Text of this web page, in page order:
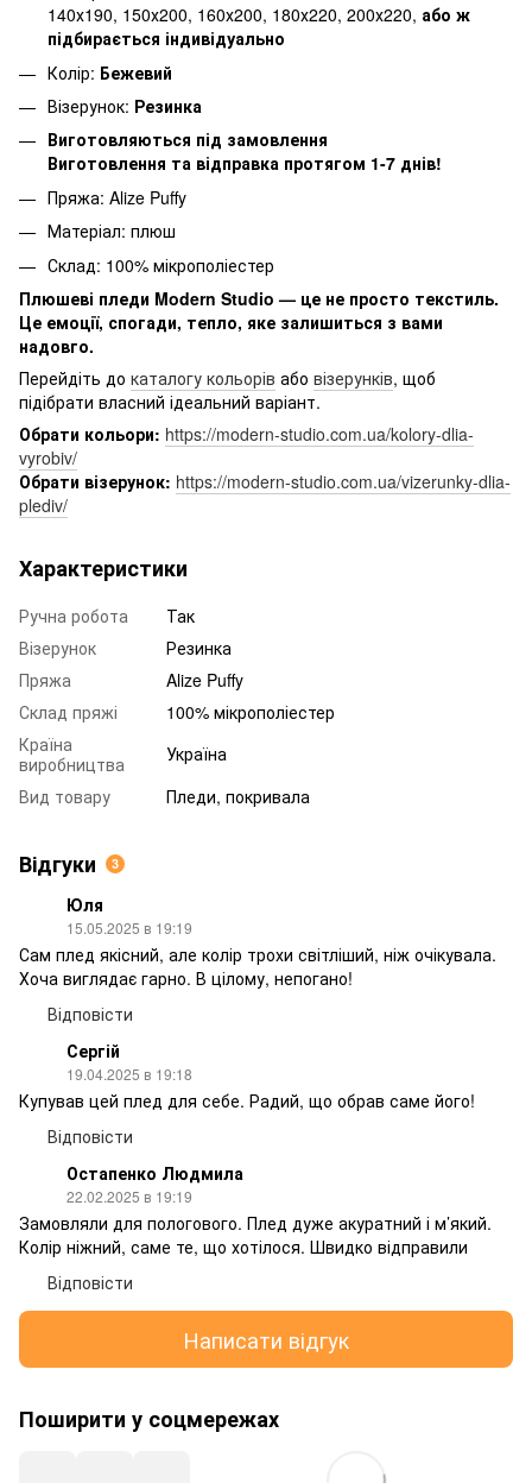
140х190, 150х200, 160х200, 180х220, 200х220, або ж
підбирається індивідуально
Колір: Бежевий
Візерунок: Резинка
Виготовляються під замовлення
Виготовлення та відправка протягом 1-7 днів!
Пряжа: Alize Puffy
Матеріал: плюш
Склад: 100% мікрополіестер
Плюшеві пледи Modern Studio — це не просто текстиль.
Це емоції, спогади, тепло, яке залишиться з вами
надовго.
Перейдіть до каталогу кольорів або візерунків, щоб
підібрати власний ідеальний варіант.
Обрати кольори: https://modern-studio.com.ua/kolory-dlia-
vyrobiv/
Обрати візерунок: https://modern-studio.com.ua/vizerunky-dlia-
plediv/
Характеристики
Ручна робота
Так
Візерунок
Резинка
Пряжа
Alize Puffy
Склад пряжі
100% мікрополіестер
Країна
виробництва
Україна
Вид товару
Пледи, покривала
Відгуки 3
Юля
15.05.2025 в 19:19
Сам плед якісний, але колір трохи світліший, ніж очікувала.
Хоча виглядає гарно. В цілому, непогано!
Відповісти
Сергій
19.04.2025 в 19:18
Купував цей плед для себе. Радий, що обрав саме його!
Відповісти
Остапенко Людмила
22.02.2025 в 19:19
Замовляли для пологового. Плед дуже акуратний і м’який.
Колір ніжний, саме те, що хотілося. Швидко відправили
Відповісти
Написати відгук
Поширити у соцмережах